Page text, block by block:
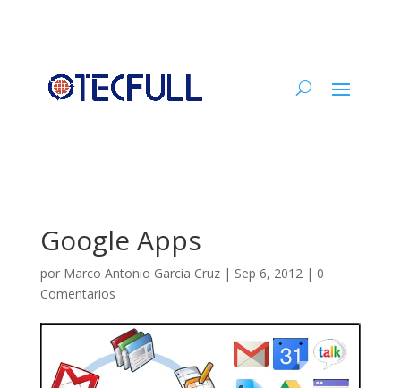
Google Apps
por Marco Antonio Garcia Cruz| Sep 6, 2012| 0
Comentarios